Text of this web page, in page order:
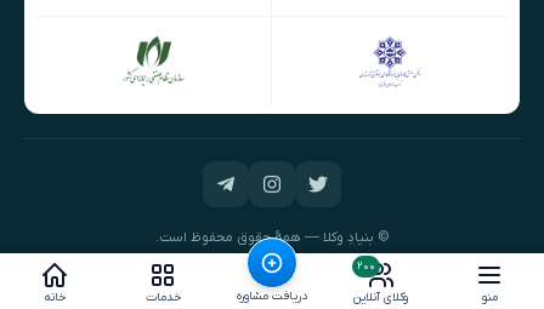
منو
۲۰۰
وکلای آنلاین
دریافت مشاوره خدمات خانه
© بنیادِ وکلا — همهٔ حقوق محفوظ است.
طراحی و توسعه:نیک‌داده‌پرداز